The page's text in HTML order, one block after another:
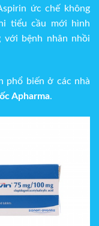
ức chế không
tiểu cầu mới hình
bệnh nhân nhồi
phổ biến ở các nhà
Apharma.